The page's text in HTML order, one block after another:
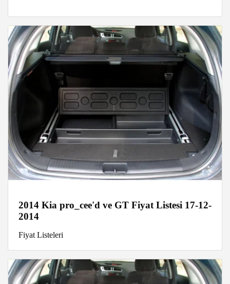
2014 Kia pro_cee'd ve GT Fiyat Listesi 17-12-
2014
Fiyat Listeleri